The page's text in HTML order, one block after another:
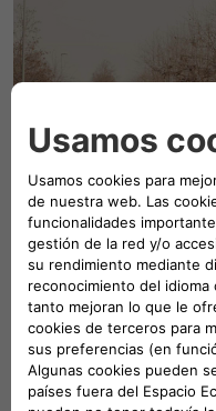
Descubre el
Olivier
El amor es el motor de